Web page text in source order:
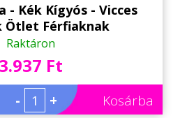
- Kék Kígyós - Vicces
Ötlet Férfiaknak
Raktáron
3.937 Ft
- + Kosárba